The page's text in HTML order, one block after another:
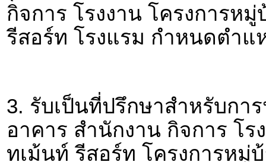
กิจการ โรงงาน โครงการห
รีสอร์ท โรงแรม กำหนดตำแ
3. รับเป็นที่ปรึกษาสำหรับกา
อาคาร สำนักงาน กิจการ โ
ทเม้นท์ รีสอร์ท โครงการห